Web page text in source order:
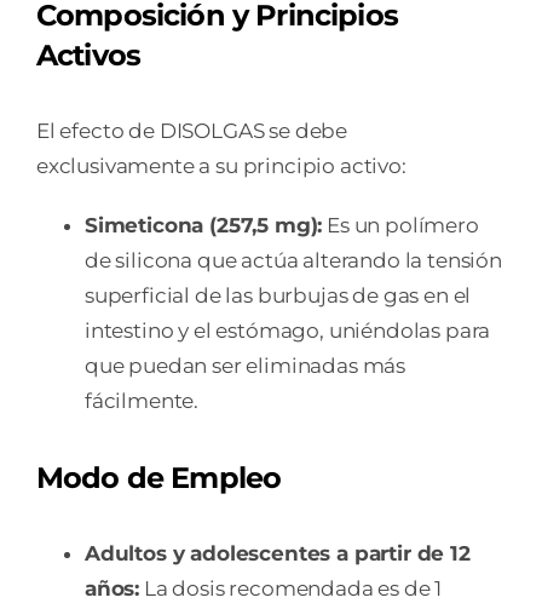
Composición y Principios
Activos
El efecto de DISOLGAS se debe
exclusivamente a su principio activo:
Simeticona (257,5 mg): Es un polímero
de silicona que actúa alterando la tensión
superficial de las burbujas de gas en el
intestino y el estómago, uniéndolas para
que puedan ser eliminadas más
fácilmente.
Modo de Empleo
Adultos y adolescentes a partir de 12
años: La dosis recomendada es de 1